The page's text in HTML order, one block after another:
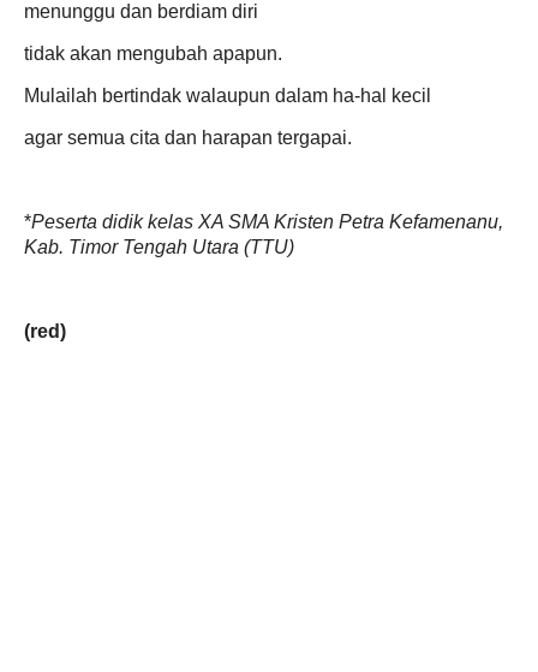
menunggu dan berdiam diri
tidak akan mengubah apapun.
Mulailah bertindak walaupun dalam ha-hal kecil
agar semua cita dan harapan tergapai.
*Peserta didik kelas XA SMA Kristen Petra Kefamenanu,
Kab. Timor Tengah Utara (TTU)
(red)